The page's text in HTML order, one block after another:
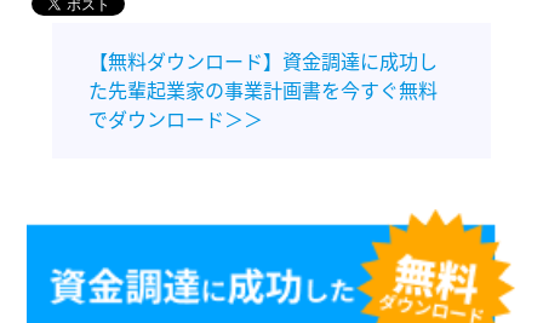
【無料ダウンロード】資金調達に成功し
た先輩起業家の事業計画書を今すぐ無料
でダウンロード＞＞